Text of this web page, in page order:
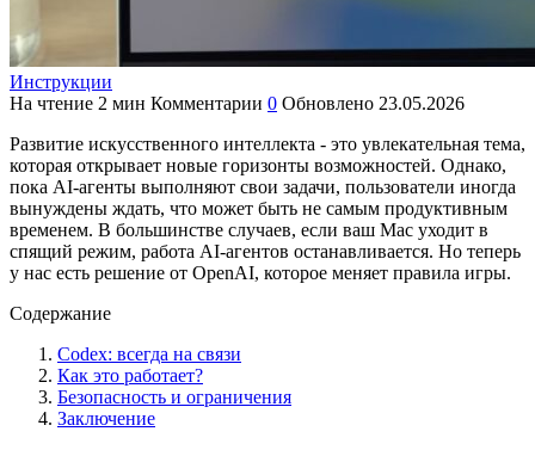
Инструкции
На чтение 2 мин Комментарии 0 Обновлено 23.05.2026
Развитие искусственного интеллекта - это увлекательная тема,
которая открывает новые горизонты возможностей. Однако,
пока AI-агенты выполняют свои задачи, пользователи иногда
вынуждены ждать, что может быть не самым продуктивным
временем. В большинстве случаев, если ваш Mac уходит в
спящий режим, работа AI-агентов останавливается. Но теперь
у нас есть решение от OpenAI, которое меняет правила игры.
Содержание
Codex: всегда на связи
Как это работает?
Безопасность и ограничения
Заключение